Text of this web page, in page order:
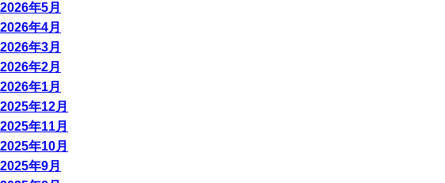
2026年5月
2026年4月
2026年3月
2026年2月
2026年1月
2025年12月
2025年11月
2025年10月
2025年9月